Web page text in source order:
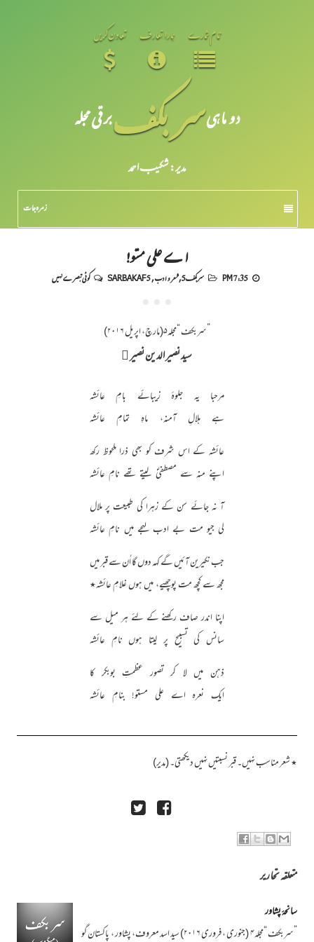
تمام شمارے ہمارا تعارف تعاون کریں
دو ماہیسر بکفبرقی مجلہ
مدیر: شکیبـ احمد
زمرہ جات
اے علی مستو!
7:35 PM سربکف5 ,شعر و ادب,
SARBAKAF 5 کوئی تبصرے نہیں
”سربکف “مجلہ۵(مارچ، اپریل ۲۰۱۶)
سید نصیر الدین نصیر ﷫
مرحبا یہ جلوۂ زیبائے بامِ عائشہ
ہے ہلالِ آمنہ، ماہِ تمامِ عائشہ
عائشہ کے اس شرف کو بھی ذرا ملحوظ رکھ
اپنے منہ سے مصطفیؐ لیتے تھے نامِ عائشہ
آ نہ جائے سن کے زہرا کی طبیعت پر ملال
لی جیو مت بے ادب لہجے میں نامِ عائشہ
جب نکیرین آئیں گے کہہ دوں گا اُن سے قبر میں
مجھ سے کچھ مت پوچھیے، میں ہوں غلامِ عائشہ٭
اپنا اندر صاف رکھنے کے لئے ہر میل سے
سانس کی تسبیح پر لیتا ہوں نامِ عائشہ
ذہن میں لا کر تصور عظمتِ بوبکر کا
ایک نعرہ اے علی مستو! بنامِ عائشہ
٭ شعر مناسب نہیں۔ قبر نسبتیں نہیں دیکھتی۔ (مدیر)
متعلقہ تحاریر
سانحۂ پشاور
”سربکف “مجلہ۴ (جنوری ، فروری ۲۰۱۶) سید اسد معروف، پشاور ، پاکستان گو